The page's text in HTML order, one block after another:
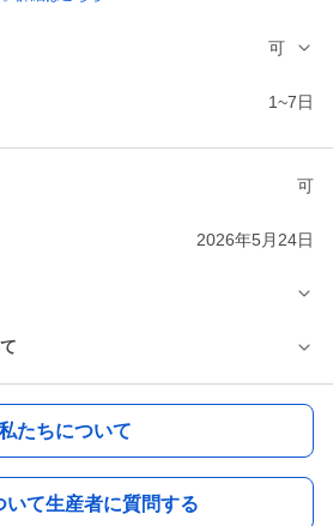
可
1~7日
可
2026年5月24日
たちについて
いて生産者に質問する